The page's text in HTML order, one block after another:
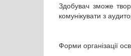
Здобувач зможе
комунікувати з
Форми організації